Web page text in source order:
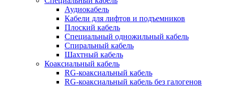
Аудиокабель
Кабели для лифтов и подъемников
Плоский кабель
Специальный одножильный кабель
Спиральный кабель
Шахтный кабель
Коаксиальный кабель
RG-коаксиальный кабель
RG-коаксиальный кабель без галогенов